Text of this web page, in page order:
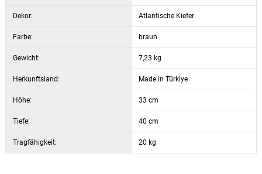
Dekor: Atlantische Kiefer
Farbe: braun
Gewicht: 7,23 kg
Herkunftsland: Made in Türkiye
Höhe: 33 cm
Tiefe: 40 cm
Tragfähigkeit: 20 kg